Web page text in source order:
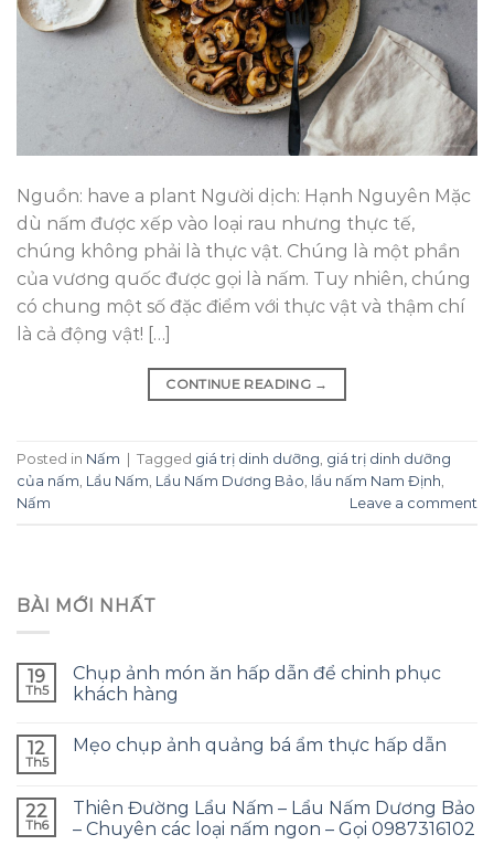
Nguồn: have a plant Người dịch: Hạnh Nguyên Mặc
dù nấm được xếp vào loại rau nhưng thực tế,
chúng không phải là thực vật. Chúng là một phần
của vương quốc được gọi là nấm. Tuy nhiên, chúng
có chung một số đặc điểm với thực vật và thậm chí
là cả động vật! […]
CONTINUE READING →
Posted in Nấm Tagged giá trị dinh dưỡng, giá trị dinh dưỡng
của nấm, Lẩu Nấm, Lẩu Nấm Dương Bảo, lẩu nấm Nam Định,
Nấm
Leave a comment
BÀI MỚI NHẤT
19
Th5
Chụp ảnh món ăn hấp dẫn để chinh phục
khách hàng
12
Th5
Mẹo chụp ảnh quảng bá ẩm thực hấp dẫn
22
Th6
Thiên Đường Lẩu Nấm – Lẩu Nấm Dương Bảo
– Chuyên các loại nấm ngon – Gọi 0987316102